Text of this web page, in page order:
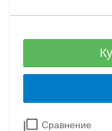
Сравнение